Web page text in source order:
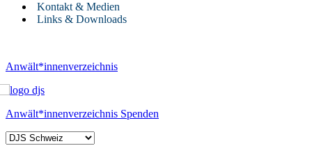
Kontakt & Medien
Links & Downloads
Anwält*innenverzeichnis
Anwält*innenverzeichnis Spenden